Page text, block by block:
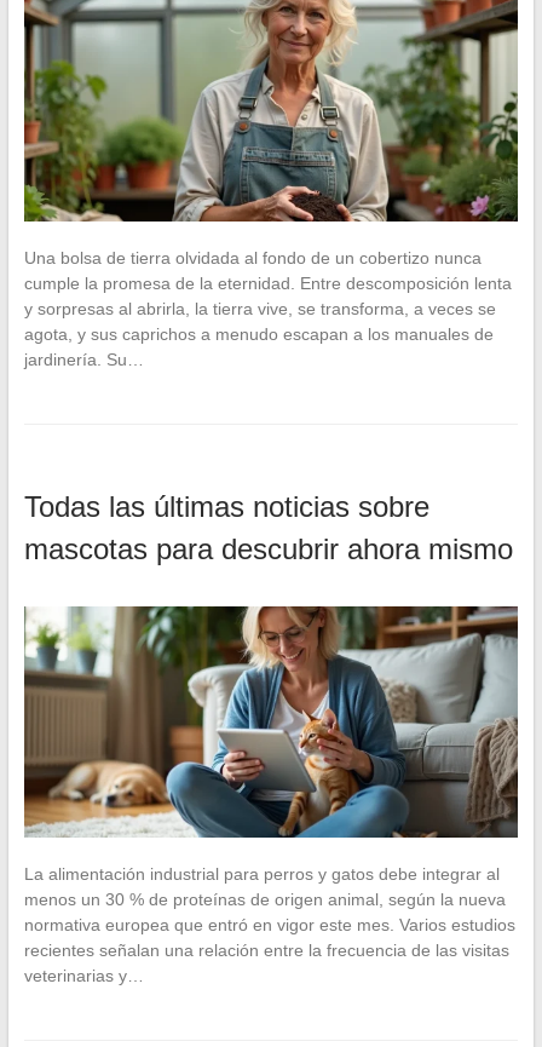
Una bolsa de tierra olvidada al fondo de un cobertizo nunca
cumple la promesa de la eternidad. Entre descomposición lenta
y sorpresas al abrirla, la tierra vive, se transforma, a veces se
agota, y sus caprichos a menudo escapan a los manuales de
jardinería. Su…
Todas las últimas noticias sobre
mascotas para descubrir ahora mismo
La alimentación industrial para perros y gatos debe integrar al
menos un 30 % de proteínas de origen animal, según la nueva
normativa europea que entró en vigor este mes. Varios estudios
recientes señalan una relación entre la frecuencia de las visitas
veterinarias y…